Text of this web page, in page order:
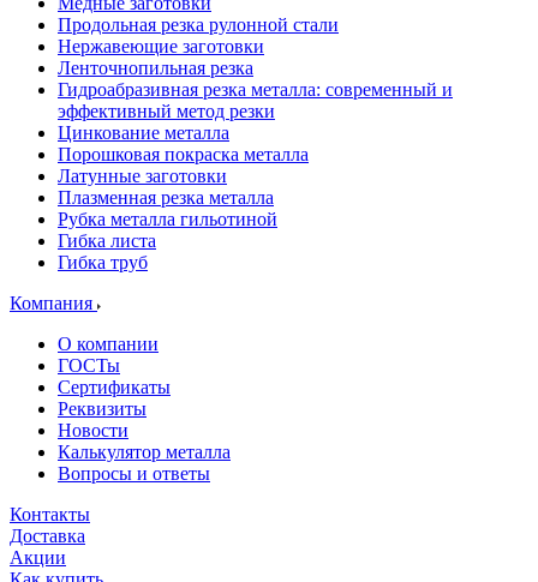
Продольная резка рулонной стали
Нержавеющие заготовки
Ленточнопильная резка
Гидроабразивная резка металла: современный и
эффективный метод резки
Цинкование металла
Порошковая покраска металла
Латунные заготовки
Плазменная резка металла
Рубка металла гильотиной
Гибка листа
Гибка труб
Компания
О компании
ГОСТы
Сертификаты
Реквизиты
Новости
Калькулятор металла
Вопросы и ответы
Контакты
Доставка
Акции